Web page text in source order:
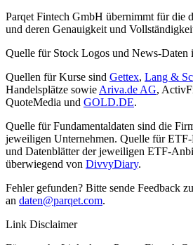
Parqet Fintech GmbH übernimmt für die
und deren Genauigkeit und
Quelle für Stock Logos und News-Daten
Quellen für Kurse sind Gettex, Lang &
Handelsplätze sowie Ariva.de AG,
QuoteMedia und GOLD.DE.
Quelle für Fundamentaldaten sind die
jeweiligen Unternehmen. Quelle für ETF-
und Datenblätter der jeweiligen ETF-
überwiegend von DivvyDiary.
Fehler gefunden? Bitte sende Feedback
an daten@parqet.com.
Link Disclaimer